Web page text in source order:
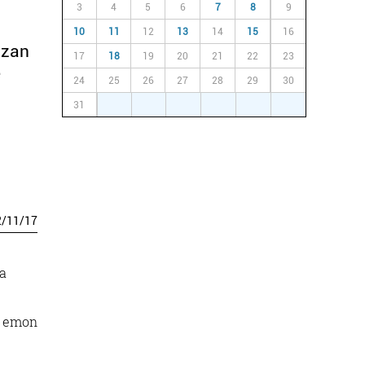
/11/17
3 4 5 6 7 8 9
10 11 12 13 14 15 16
17 18 19 20 21 22 23
24 25 26 27 28 29 30
31